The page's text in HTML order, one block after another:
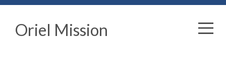
Oriel Mission